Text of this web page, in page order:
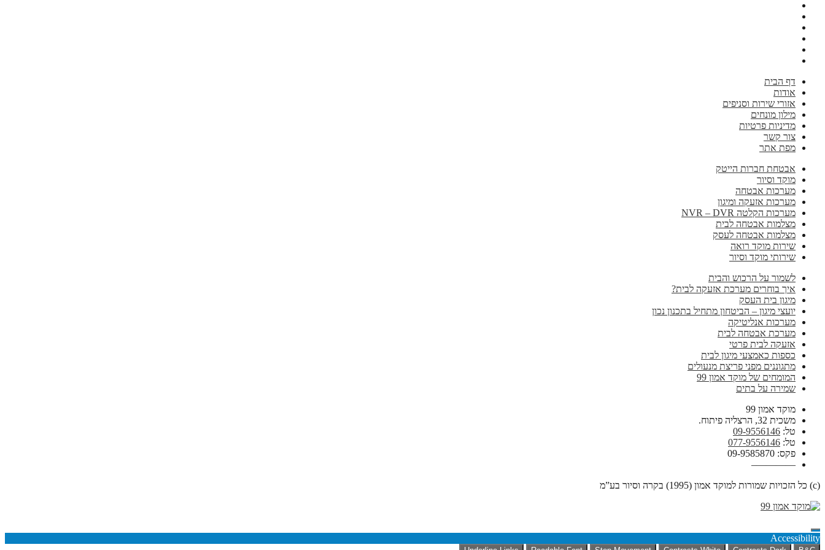
דף הבית
אודות
אזורי שירות וסניפים
מילון מונחים
מדיניות פרטיות
צור קשר
מפת אתר
אבטחת חברות הייטק
מוקד וסיור
מערכות אבטחה
מערכות אזעקה ומיגון
מערכות הקלטה NVR – DVR
מצלמות אבטחה לבית
מצלמות אבטחה לעסק
שירות מוקד רואה
שירותי מוקד וסיור
לשמור על הרכוש והבית
איך בוחרים מערכת אזעקה לבית?
מיגון בית העסק
יועצי מיגון – הביטחון מתחיל בתכנון נכון
מערכות אנליטיקה
מערכת אבטחה לבית
אזעקה לבית פרטי
כספות כאמצעי מיגון לבית
מתגוננים מפני פריצת מנעולים
המומחים של מוקד אמון 99
שמירה על בתים
מוקד אמון 99
משכית 32, הרצליה פיתוח.
טל: 09-9556146
טל: 077-9556146
פקס: 09-9585870
————–
(c) כל הזכויות שמורות למוקד אמון (1995) בקרה וסיור בע”מ
Accessibility